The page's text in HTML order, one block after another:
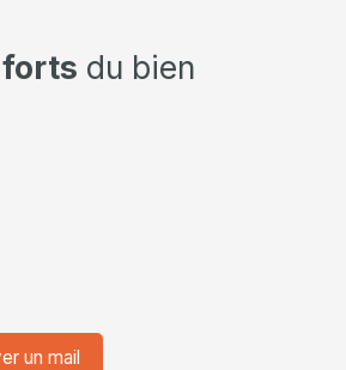
du bien
un mail